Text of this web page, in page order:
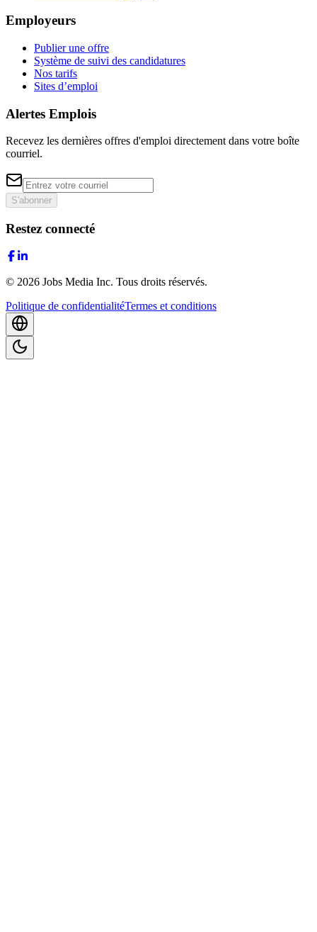
Employeurs
Publier une offre
Système de suivi des candidatures
Nos tarifs
Sites d’emploi
Alertes Emplois
Recevez les dernières offres d'emploi directement dans votre boîte
courriel.
S'abonner
Restez connecté
© 2026 Jobs Media Inc. Tous droits réservés.
Politique de confidentialitéTermes et conditions